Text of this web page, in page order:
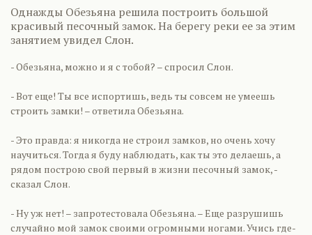
Однажды Обезьяна решила построить большой
красивый песочный замок. На берегу реки ее за этим
занятием увидел Слон.
- Обезьяна, можно и я с тобой? – спросил Слон.
- Вот еще! Ты все испортишь, ведь ты совсем не умеешь
строить замки! – ответила Обезьяна.
- Это правда: я никогда не строил замков, но очень хочу
научиться. Тогда я буду наблюдать, как ты это делаешь, а
рядом построю свой первый в жизни песочный замок, -
сказал Слон.
- Ну уж нет! – запротестовала Обезьяна. – Еще разрушишь
случайно мой замок своими огромными ногами. Учись где-